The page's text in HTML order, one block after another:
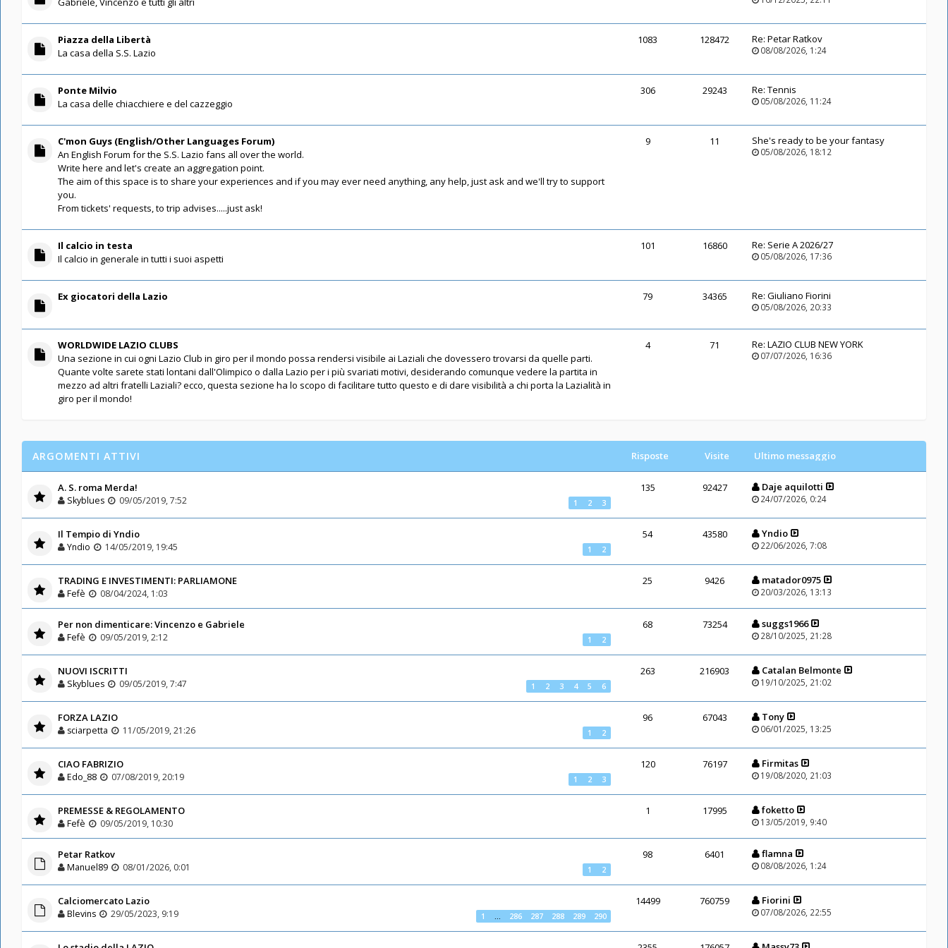
Piazza della Libertà
La casa della S.S. Lazio
1083 128472 Re: Petar Ratkov
08/08/2026, 1:24
Ponte Milvio
La casa delle chiacchiere e del cazzeggio
306 29243 Re: Tennis
05/08/2026, 11:24
C'mon Guys (English/Other Languages Forum)
An English Forum for the S.S. Lazio fans all over the world.
Write here and let's create an aggregation point.
The aim of this space is to share your experiences and if you may ever need anything, any help, just ask and we'll try to support
you.
From tickets' requests, to trip advises.....just ask!
9 11 She's ready to be your fantasy
05/08/2026, 18:12
Il calcio in testa
Il calcio in generale in tutti i suoi aspetti
101 16860 Re: Serie A 2026/27
05/08/2026, 17:36
Ex giocatori della Lazio 79 34365 Re: Giuliano Fiorini
05/08/2026, 20:33
WORLDWIDE LAZIO CLUBS
Una sezione in cui ogni Lazio Club in giro per il mondo possa rendersi visibile ai Laziali che dovessero trovarsi da quelle parti.
Quante volte sarete stati lontani dall'Olimpico o dalla Lazio per i più svariati motivi, desiderando comunque vedere la partita in
mezzo ad altri fratelli Laziali? ecco, questa sezione ha lo scopo di facilitare tutto questo e di dare visibilità a chi porta la Lazialità in
giro per il mondo!
4 71 Re: LAZIO CLUB NEW YORK
07/07/2026, 16:36
ARGOMENTI ATTIVI Risposte Visite Ultimo messaggio
A. S. roma Merda!
1 2 3
Skyblues 09/05/2019, 7:52
135 92427 Daje aquilotti
24/07/2026, 0:24
Il Tempio di Yndio
1 2
Yndio 14/05/2019, 19:45
54 43580 Yndio
22/06/2026, 7:08
TRADING E INVESTIMENTI: PARLIAMONE
Fefè 08/04/2024, 1:03
25 9426 matador0975
20/03/2026, 13:13
Per non dimenticare: Vincenzo e Gabriele
1 2
Fefè 09/05/2019, 2:12
68 73254 suggs1966
28/10/2025, 21:28
NUOVI ISCRITTI
1 2 3 4 5 6
Skyblues 09/05/2019, 7:47
263 216903 Catalan Belmonte
19/10/2025, 21:02
FORZA LAZIO
1 2
sciarpetta 11/05/2019, 21:26
96 67043 Tony
06/01/2025, 13:25
CIAO FABRIZIO
1 2 3
Edo_88 07/08/2019, 20:19
120 76197 Firmitas
19/08/2020, 21:03
PREMESSE & REGOLAMENTO
Fefè 09/05/2019, 10:30
1 17995 foketto
13/05/2019, 9:40
Petar Ratkov
1 2
Manuel89 08/01/2026, 0:01
98 6401 flamna
08/08/2026, 1:24
Calciomercato Lazio
1 286 287 288 289 290
Blevins 29/05/2023, 9:19
14499 760759 Fiorini
07/08/2026, 22:55